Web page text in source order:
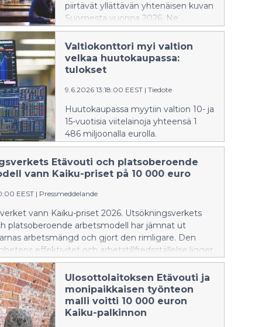
historien påminner oss om att skuld
aldrig bara är siffror på ett papper.
Fyra perspektiv, en berättelse: ett
samhälle i omvandling som söker sin
balans utan att förlora sin riktning.
piirtävät yllättävän yhtenäisen kuvan
Suomesta vuonna 2026. Ne
kertovat maasta, joka etsii
tasapainoa muutoksen keskellä:
työelämä muovautuu uusiksi,
verkostot pitävät yhteiskuntaa
rakenteet ja taloushistoria
muistuttaa, miksi velka ei ole vain
numeroita. Neljä näkökulmaa, yksi
tarina – yhteiskunta, joka elää
murroksessa mutta ei kadota
Valtiokonttori myi valtion
velkaa huutokaupassa:
tulokset
9.6.2026 13:18:00 EEST | Tiedote
Huutokaupassa myytiin valtion 10- ja
15-vuotisia viitelainoja yhteensä 1
486 miljoonalla eurolla.
Etävouti och platsoberoende
vann Kaiku-priset på 10 000 euro
EEST | Pressmeddelande
vann Kaiku-priset 2026. Utsökningsverkets
platsoberoende arbetsmodell har jämnat ut
arbetsmängd och gjort den rimligare. Den
effektivitet och arbetstillfredsställelse ligger
Utsökningsverket och verksamheten
aktivt tillsammans med personalen. Kaiku-
gick i år till Lantmäteriverkets tjänster för
De har bland annat genomfört självstyrande
lärgemenskap.
Ulosottolaitoksen Etävouti ja
monipaikkaisen työnteon
malli voitti 10 000 euron
Kaiku-palkinnon